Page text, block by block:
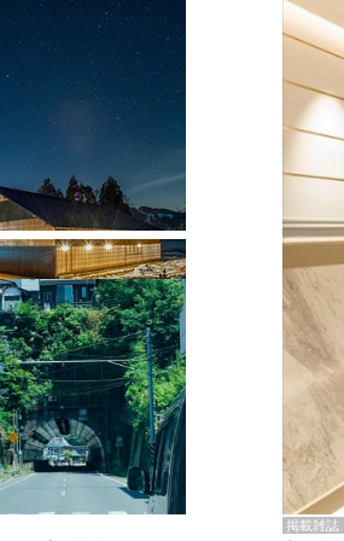
掲載雑誌
アールデコとモダニズ
ク」』のレポート記事が